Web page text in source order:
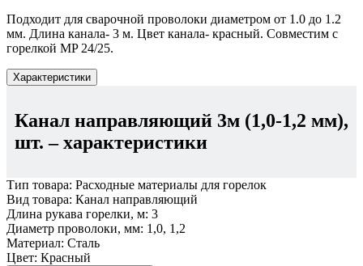
Подходит для сварочной проволоки диаметром от 1.0 до 1.2
мм. Длина канала- 3 м. Цвет канала- красный. Совместим с
горелкой MP 24/25.
Характеристики
Канал направляющий 3м (1,0-1,2 мм),
шт. – характеристики
Тип товара: Расходные материалы для горелок
Вид товара: Канал направляющий
Длина рукава горелки, м: 3
Диаметр проволоки, мм: 1,0, 1,2
Материал: Сталь
Цвет: Красный